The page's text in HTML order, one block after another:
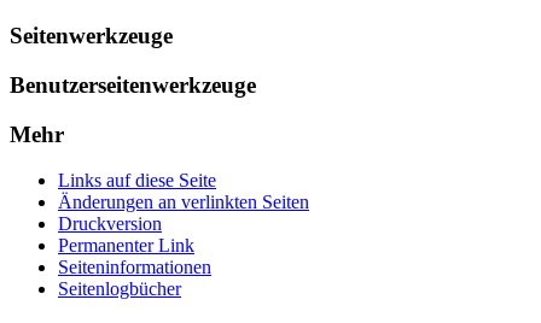
Seitenwerkzeuge
Benutzerseitenwerkzeuge
Mehr
Links auf diese Seite
Änderungen an verlinkten Seiten
Druckversion
Permanenter Link
Seiten­­informationen
Seitenlogbücher